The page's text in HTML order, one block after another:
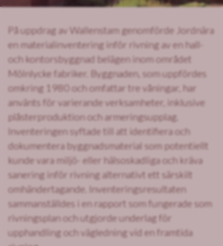
På uppdrag av Wallenstam genomförde Jordnära
en materialinventering inför rivning av en hall-
och kontorsbyggnad belägen inom området
Mölnlycke fabriker. Byggnaden, som uppfördes
omkring 1980 och omfattar tre våningar, har
använts för varierande verksamheter, inklusive
plåsterproduktion och armeringsupplag.
Inventeringen syftade till att identifiera och
dokumentera byggnadsmaterial som potentiellt
kunde vara miljö- eller hälsoskadliga och kräva
sanering inför rivning alternativt ett särskilt
omhändertagande. Inventeringsresultaten
sammanställdes i en rapport som fungerade som
rivningsplan och utgjorde underlag för
upphandling och vägledning vid en framtida